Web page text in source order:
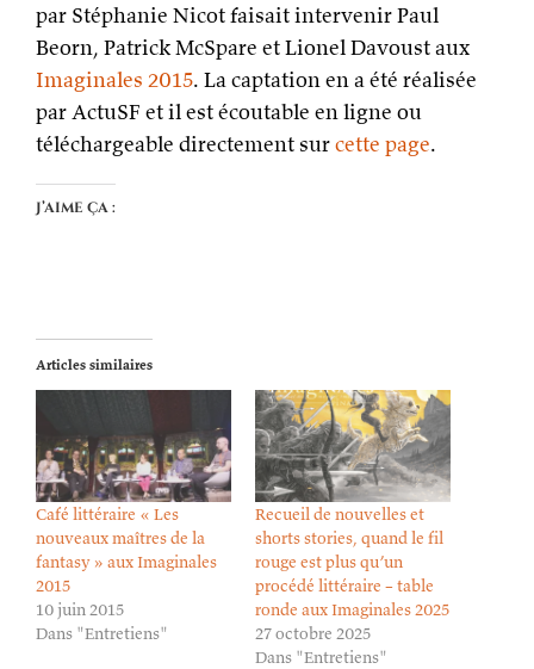
par Stéphanie Nicot faisait intervenir Paul
Beorn, Patrick McSpare et Lionel Davoust aux
Imaginales 2015. La captation en a été réalisée
par ActuSF et il est écoutable en ligne ou
téléchargeable directement surcette page.
J’aime ça :
Articles similaires
Café littéraire « Les
nouveaux maîtres de la
fantasy » aux Imaginales
2015
10 juin 2015
Dans "Entretiens"
Recueil de nouvelles et
shorts stories, quand le fil
rouge est plus qu’un
procédé littéraire – table
ronde aux Imaginales 2025
27 octobre 2025
Dans "Entretiens"